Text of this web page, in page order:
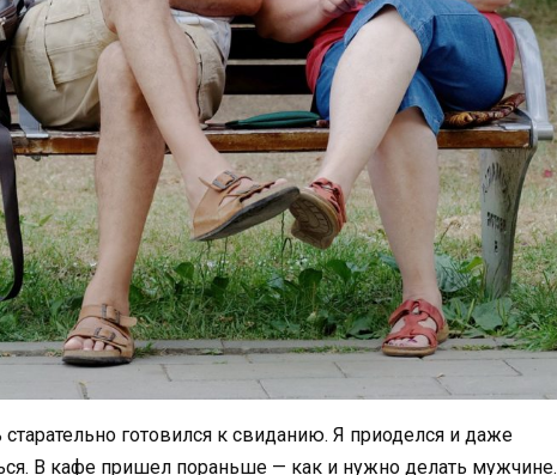
старательно готовился к свиданию. Я приоделся и даже
В кафе пришел пораньше — как и нужно делать мужчине.